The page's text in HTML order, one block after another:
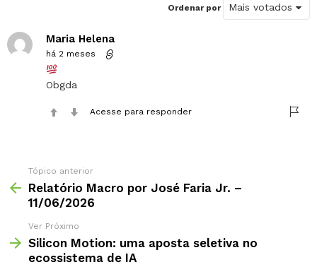
Ordenar por
Maria Helena
há 2 meses
Obgda
Acesse para responder
Tópico anterior
Relatório Macro por José Faria Jr. –
11/06/2026
Ver Próximo
Silicon Motion: uma aposta seletiva no
ecossistema de IA